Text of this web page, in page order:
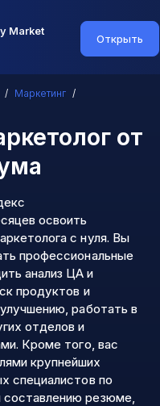
Market
Открыть
Маркетинг
от
освоить
с нуля. Вы
профессиональные
анализ ЦА и
продуктов и
работать в
отделов и
Кроме того, вас
крупнейших
специалистов по
резюме,